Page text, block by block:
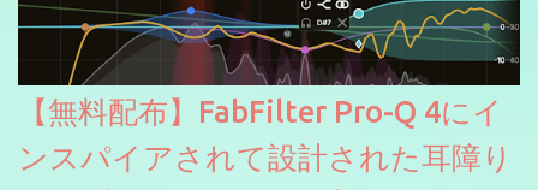
【無料配布】FabFilter Pro-Q 4にイ
ンスパイアされて設計された耳障り